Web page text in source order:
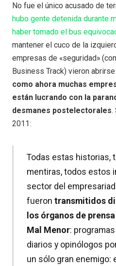
No fue el único acusado de
hubo gente detenida durante
haber tomado el bus
mantener el cuco de la
empresas de «seguridad»
Business Track) vieron
como ahora muchas
están lucrando con la
desmanes postelectorales.
2011:
Todas estas historias,
mentiras, todos estos
sector del
fueron transmitidos
los órganos de
Mal Menor:
diarios y opinólogos
un sólo gran enemigo: